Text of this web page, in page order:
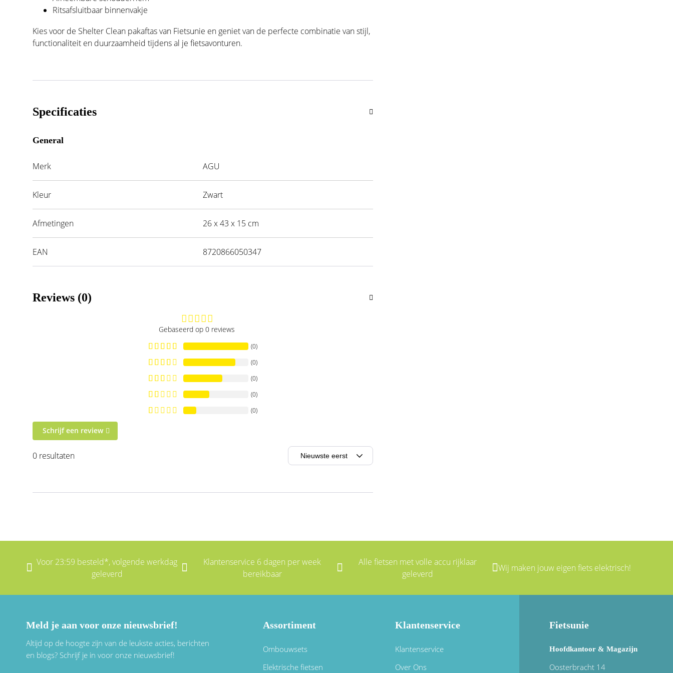
Ritsafsluitbaar binnenvakje
Kies voor de Shelter Clean pakaftas van Fietsunie en geniet van de perfecte combinatie van stijl,
functionaliteit en duurzaamheid tijdens al je fietsavonturen.
Specificaties
General
Merk AGU
Kleur Zwart
Afmetingen 26 x 43 x 15 cm
EAN 8720866050347
Reviews (0)
Gebaseerd op 0 reviews
(0)
(0)
(0)
(0)
(0)
Schrijf een review
0 resultaten
Voor 23:59 besteld*, volgende werkdag
geleverd
Klantenservice 6 dagen per week
bereikbaar
Alle fietsen met volle accu rijklaar
geleverd
Wij maken jouw eigen fiets elektrisch!
Meld je aan voor onze nieuwsbrief!
Altijd op de hoogte zijn van de leukste acties, berichten
en blogs? Schrijf je in voor onze nieuwsbrief!
Assortiment
Ombouwsets
Elektrische fietsen
Klantenservice
Klantenservice
Over Ons
Fietsunie
Hoofdkantoor & Magazijn
Oosterbracht 14